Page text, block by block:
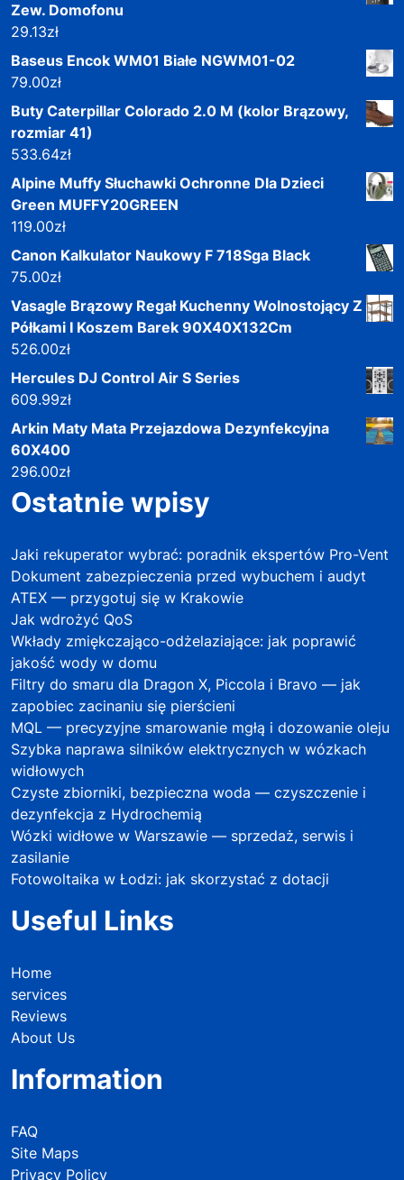
Zew. Domofonu
29.13zł
Baseus Encok WM01 Białe NGWM01-02
79.00zł
Buty Caterpillar Colorado 2.0 M (kolor Brązowy,
rozmiar 41)
533.64zł
Alpine Muffy Słuchawki Ochronne Dla Dzieci
Green MUFFY20GREEN
119.00zł
Canon Kalkulator Naukowy F 718Sga Black
75.00zł
Vasagle Brązowy Regał Kuchenny Wolnostojący Z
Półkami I Koszem Barek 90X40X132Cm
526.00zł
Hercules DJ Control Air S Series
609.99zł
Arkin Maty Mata Przejazdowa Dezynfekcyjna
60X400
296.00zł
Ostatnie wpisy
Jaki rekuperator wybrać: poradnik ekspertów Pro-Vent
Dokument zabezpieczenia przed wybuchem i audyt
ATEX — przygotuj się w Krakowie
Jak wdrożyć QoS
Wkłady zmiękczająco-odżelaziające: jak poprawić
jakość wody w domu
Filtry do smaru dla Dragon X, Piccola i Bravo — jak
zapobiec zacinaniu się pierścieni
MQL — precyzyjne smarowanie mgłą i dozowanie oleju
Szybka naprawa silników elektrycznych w wózkach
widłowych
Czyste zbiorniki, bezpieczna woda — czyszczenie i
dezynfekcja z Hydrochemią
Wózki widłowe w Warszawie — sprzedaż, serwis i
zasilanie
Fotowoltaika w Łodzi: jak skorzystać z dotacji
Useful Links
Home
services
Reviews
About Us
Information
FAQ
Site Maps
Privacy Policy